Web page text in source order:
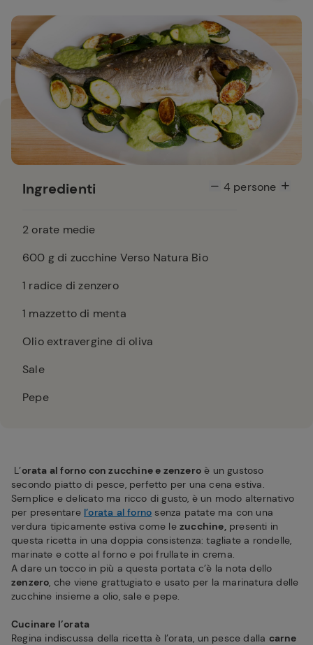
Ingredienti 4persone
2 orate medie
600 g di zucchine Verso Natura Bio
1 radice di zenzero
1 mazzetto di menta
Olio extravergine di oliva
Sale
Pepe
L’orata al forno con zucchine e zenzero è un gustoso
secondo piatto di pesce, perfetto per una cena estiva.
Semplice e delicato ma ricco di gusto, è un modo alternativo
per presentare l’orata al forno senza patate ma con una
verdura tipicamente estiva come le zucchine,presenti in
questa ricetta in una doppia consistenza: tagliate a rondelle,
marinate e cotte al forno e poi frullate in crema.
A dare un tocco in più a questa portata c’è la nota dello
zenzero, che viene grattugiato e usato per la marinatura delle
zucchine insieme a olio, sale e pepe.
Cucinare l’orata
Regina indiscussa della ricetta è l’orata, un pesce dalla carne